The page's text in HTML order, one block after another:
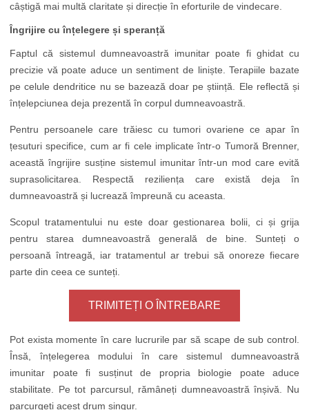
câștigă mai multă claritate și direcție în eforturile de vindecare.
Îngrijire cu înțelegere și speranță
Faptul că sistemul dumneavoastră imunitar poate fi ghidat cu
precizie vă poate aduce un sentiment de liniște. Terapiile bazate
pe celule dendritice nu se bazează doar pe știință. Ele reflectă și
înțelepciunea deja prezentă în corpul dumneavoastră.
Pentru persoanele care trăiesc cu tumori ovariene ce apar în
țesuturi specifice, cum ar fi cele implicate într-o Tumoră Brenner,
această îngrijire susține sistemul imunitar într-un mod care evită
suprasolicitarea. Respectă reziliența care există deja în
dumneavoastră și lucrează împreună cu aceasta.
Scopul tratamentului nu este doar gestionarea bolii, ci și grija
pentru starea dumneavoastră generală de bine. Sunteți o
persoană întreagă, iar tratamentul ar trebui să onoreze fiecare
parte din ceea ce sunteți.
TRIMITEȚI O ÎNTREBARE
Pot exista momente în care lucrurile par să scape de sub control.
Însă, înțelegerea modului în care sistemul dumneavoastră
imunitar poate fi susținut de propria biologie poate aduce
stabilitate. Pe tot parcursul, rămâneți dumneavoastră înșivă. Nu
parcurgeți acest drum singur.